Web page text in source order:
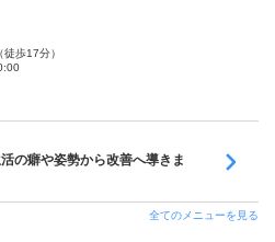
歩17分）
の癖や姿勢から改善へ導きま
全てのメニューを見る